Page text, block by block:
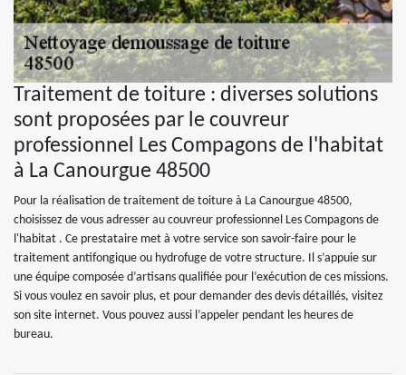
Traitement de toiture : diverses solutions
sont proposées par le couvreur
professionnel Les Compagons de l'habitat
à La Canourgue 48500
Pour la réalisation de traitement de toiture à La Canourgue 48500,
choisissez de vous adresser au couvreur professionnel Les Compagons de
l'habitat . Ce prestataire met à votre service son savoir-faire pour le
traitement antifongique ou hydrofuge de votre structure. Il s’appuie sur
une équipe composée d’artisans qualifiée pour l’exécution de ces missions.
Si vous voulez en savoir plus, et pour demander des devis détaillés, visitez
son site internet. Vous pouvez aussi l’appeler pendant les heures de
bureau.